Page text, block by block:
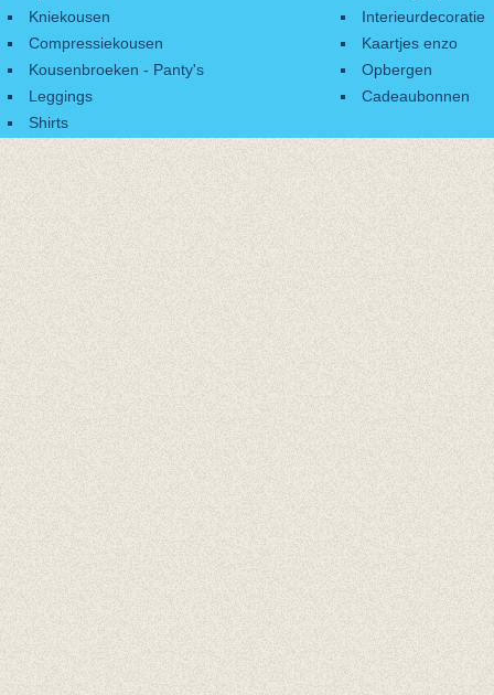
Kniekousen
Compressiekousen
Kousenbroeken - Panty's
Leggings
Shirts
Interieurdecoratie
Kaartjes enzo
Opbergen
Cadeaubonnen